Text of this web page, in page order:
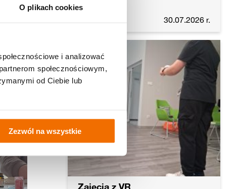
O plikach cookies
i analizować
społecznościowym,
od Ciebie lub
Zezwól na wszystkie
30.07.2026 r.
Zajęcia z VR